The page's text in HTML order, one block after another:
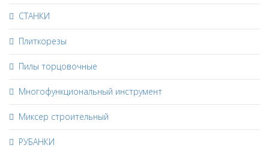
СТАНКИ
Плиткорезы
Пилы торцовочные
Многофункциональный инструмент
Миксер строительный
РУБАНКИ